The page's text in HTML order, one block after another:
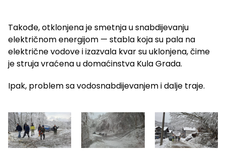
Takođe, otklonjena je smetnja u snabdijevanju
električnom energijom — stabla koja su pala na
električne vodove i izazvala kvar su uklonjena, čime
je struja vraćena u domaćinstva Kula Grada.
Ipak, problem sa vodosnabdijevanjem i dalje traje.